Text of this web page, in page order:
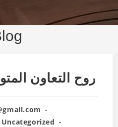
روح التعاون
Uncategorized